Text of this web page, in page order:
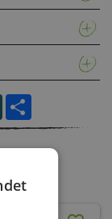
XING